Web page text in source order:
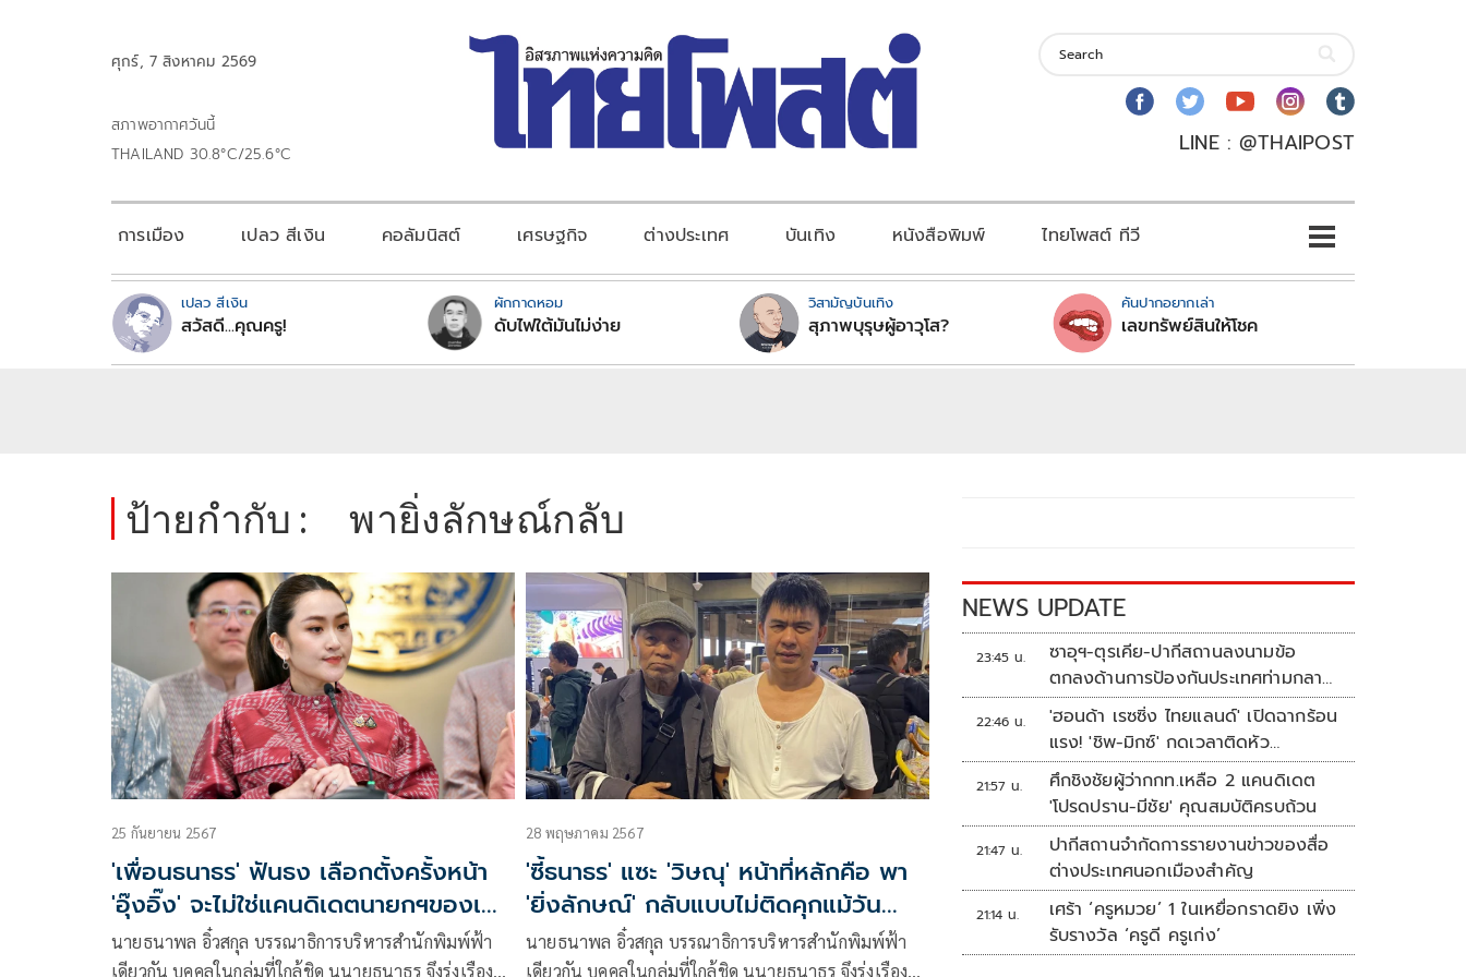
ศุกร์, 7 สิงหาคม 2569
สภาพอากาศวันนี้
THAILAND 30.8°C/25.6°C
LINE : @THAIPOST
การเมือง เปลว สีเงิน คอลัมนิสต์ เศรษฐกิจ ต่างประเทศ บันเทิง หนังสือพิมพ์ ไทยโพสต์ ทีวี
เปลว สีเงิน
สวัสดี...คุณครู!
ผักกาดหอม
ดับไฟใต้มันไม่ง่าย
วิสามัญบันเทิง
สุภาพบุรุษผู้อาวุโส?
คันปากอยากเล่า
เลขทรัพย์สินให้โชค
ป้ายกำกับ : พายิ่งลักษณ์กลับ
25 กันยายน 2567
'เพื่อนธนาธร' ฟันธง เลือกตั้งครั้งหน้า
'อุ๊งอิ๊ง' จะไม่ใช่แคนดิเดตนายกฯของเพื่อ
ไทย
นายธนาพล อิ๋วสกุล บรรณาธิการบริหารสำนักพิมพ์ฟ้า
เดียวกัน บุคคลในกลุ่มที่ใกล้ชิด นนายธนาธร จึงรุ่งเรืองกิจ
28 พฤษภาคม 2567
'ซี้ธนาธร' แซะ 'วิษณุ' หน้าที่หลักคือ พา
'ยิ่งลักษณ์' กลับแบบไม่ติดคุกแม้วัน
เดียว
นายธนาพล อิ๋วสกุล บรรณาธิการบริหารสำนักพิมพ์ฟ้า
เดียวกัน บุคคลในกลุ่มที่ใกล้ชิด นนายธนาธร จึงรุ่งเรืองกิจ
NEWS UPDATE
23:45 น.
ซาอุฯ-ตุรเคีย-ปากีสถานลงนามข้อ
ตกลงด้านการป้องกันประเทศท่ามกลาง
สงครามในภูมิภาค
22:46 น.
'ฮอนด้า เรซซิ่ง ไทยแลนด์' เปิดฉากร้อน
แรง! 'ชิพ-มิกซ์' กดเวลาติดหัว
แถว ARRC สนาม 4 ที่มัลดาลิกา
21:57 น.
ศึกชิงชัยผู้ว่ากกท.เหลือ 2 แคนดิเดต
'โปรดปราน-มีชัย' คุณสมบัติครบถ้วน
21:47 น.
ปากีสถานจำกัดการรายงานข่าวของสื่อ
ต่างประเทศนอกเมืองสำคัญ
21:14 น.
เศร้า ‘ครูหมวย’ 1 ในเหยื่อกราดยิง เพิ่ง
รับรางวัล ‘ครูดี ครูเก่ง’